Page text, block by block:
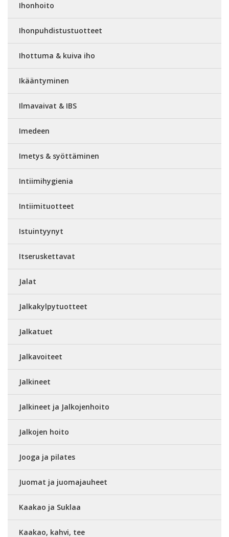
Ihonhoito
Ihonpuhdistustuotteet
Ihottuma & kuiva iho
Ikääntyminen
Ilmavaivat & IBS
Imedeen
Imetys & syöttäminen
Intiimihygienia
Intiimituotteet
Istuintyynyt
Itseruskettavat
Jalat
Jalkakylpytuotteet
Jalkatuet
Jalkavoiteet
Jalkineet
Jalkineet ja Jalkojenhoito
Jalkojen hoito
Jooga ja pilates
Juomat ja juomajauheet
Kaakao ja Suklaa
Kaakao, kahvi, tee